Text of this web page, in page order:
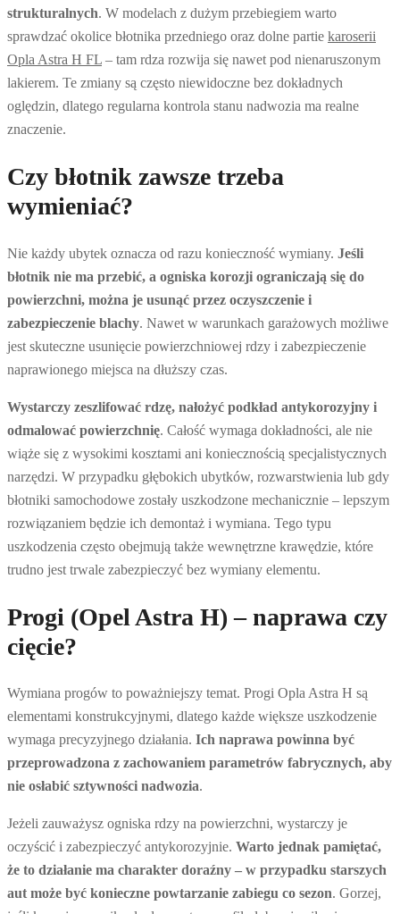
strukturalnych. W modelach z dużym przebiegiem warto
sprawdzać okolice błotnika przedniego oraz dolne partie karoserii
Opla Astra H FL – tam rdza rozwija się nawet pod nienaruszonym
lakierem. Te zmiany są często niewidoczne bez dokładnych
oględzin, dlatego regularna kontrola stanu nadwozia ma realne
znaczenie.
Czy błotnik zawsze trzeba
wymieniać?
Nie każdy ubytek oznacza od razu konieczność wymiany. Jeśli
błotnik nie ma przebić, a ogniska korozji ograniczają się do
powierzchni, można je usunąć przez oczyszczenie i
zabezpieczenie blachy. Nawet w warunkach garażowych możliwe
jest skuteczne usunięcie powierzchniowej rdzy i zabezpieczenie
naprawionego miejsca na dłuższy czas.
Wystarczy zeszlifować rdzę, nałożyć podkład antykorozyjny i
odmalować powierzchnię. Całość wymaga dokładności, ale nie
wiąże się z wysokimi kosztami ani koniecznością specjalistycznych
narzędzi. W przypadku głębokich ubytków, rozwarstwienia lub gdy
błotniki samochodowe zostały uszkodzone mechanicznie – lepszym
rozwiązaniem będzie ich demontaż i wymiana. Tego typu
uszkodzenia często obejmują także wewnętrzne krawędzie, które
trudno jest trwale zabezpieczyć bez wymiany elementu.
Progi (Opel Astra H) – naprawa czy
cięcie?
Wymiana progów to poważniejszy temat. Progi Opla Astra H są
elementami konstrukcyjnymi, dlatego każde większe uszkodzenie
wymaga precyzyjnego działania. Ich naprawa powinna być
przeprowadzona z zachowaniem parametrów fabrycznych, aby
nie osłabić sztywności nadwozia.
Jeżeli zauważysz ogniska rdzy na powierzchni, wystarczy je
oczyścić i zabezpieczyć antykorozyjnie. Warto jednak pamiętać,
że to działanie ma charakter doraźny – w przypadku starszych
aut może być konieczne powtarzanie zabiegu co sezon. Gorzej,